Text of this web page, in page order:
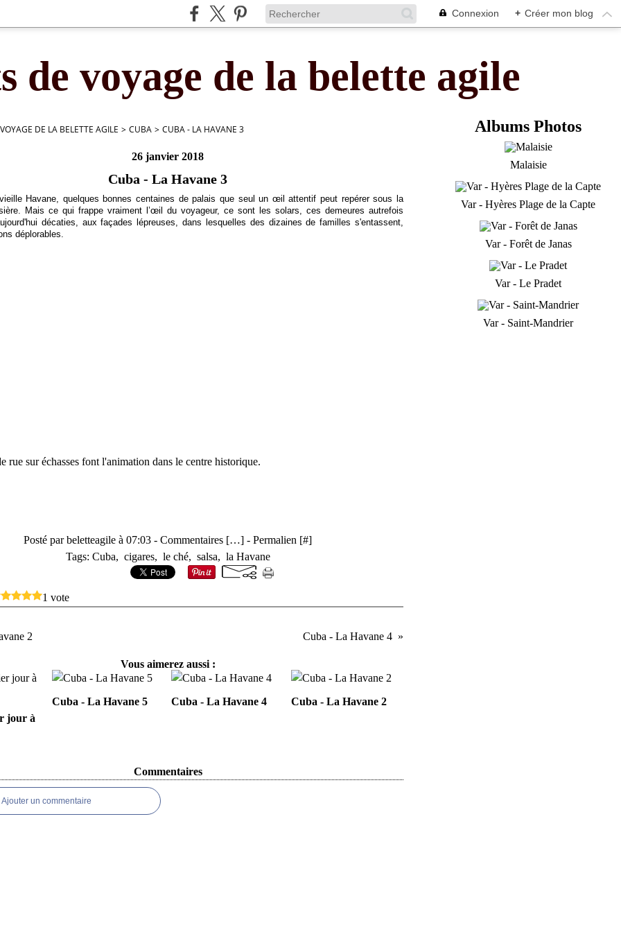
Connexion + Créer mon blog
de voyage de la belette agile
DE LA BELETTE AGILE > CUBA > CUBA - LA HAVANE 3
26 janvier 2018
Cuba - La Havane 3
Havane, quelques bonnes centaines de palais que seul un œil attentif peut repérer sous la
Mais ce qui frappe vraiment l’œil du voyageur, ce sont les solars, ces demeures autrefois
décaties, aux façades lépreuses, dans lesquelles des dizaines de familles s'entassent,
déplorables.
rue sur échasses font l'animation dans le centre historique.
Posté par beletteagile à 07:03 - Commentaires […] - Permalien [#]
Tags: Cuba, cigares, le ché, salsa, la Havane
1 vote
2 Cuba - La Havane 4
Vous aimerez aussi :
jour à
Cuba - La Havane 5 Cuba - La Havane 4 Cuba - La Havane 2
Commentaires
Ajouter un commentaire
Albums Photos
Malaisie
Var - Hyères Plage de la Capte
Var - Forêt de Janas
Var - Le Pradet
Var - Saint-Mandrier